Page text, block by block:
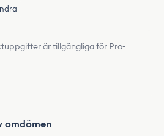
är tillgängliga för Pro-
omdömen